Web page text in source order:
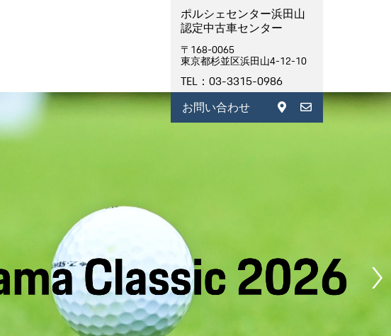
ポルシェセンター浜田山
認定中古車センター
〒168-0065
東京都杉並区浜田山4-12-10
TEL：03-3315-0986
お問い合わせ